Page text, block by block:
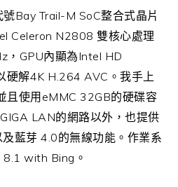
號Bay Trail-M SoC整合式晶片
Celeron N2808雙核心處理
， GPU內顯為Intel HD
硬解4K H.264 AVC 。我手上
且使用 eMMC 32GB的硬碟容
GIGA LAN的網路以外，也提供
及藍芽 4.0的無線功能。作業系
with Bing 。